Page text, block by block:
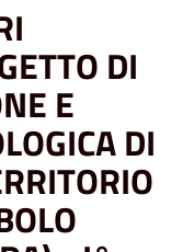
DI
E
DI